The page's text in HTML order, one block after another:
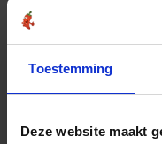
Toestemming
Deze website maakt